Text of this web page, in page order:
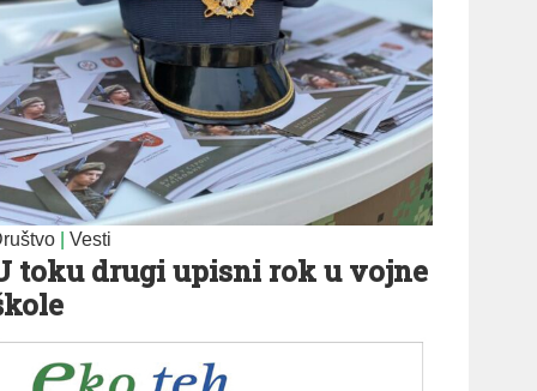
Vesti
toku drugi upisni rok u vojne